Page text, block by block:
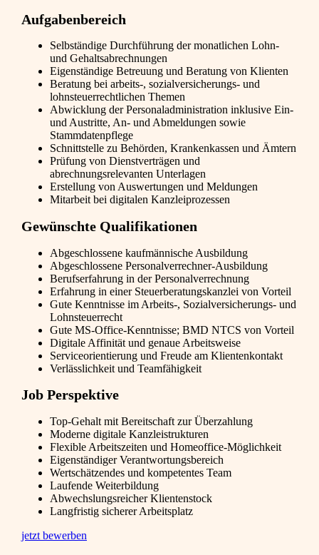
Aufgabenbereich
Selbständige Durchführung der monatlichen Lohn-
und Gehaltsabrechnungen
Eigenständige Betreuung und Beratung von Klienten
Beratung bei arbeits-, sozialversicherungs- und
lohnsteuerrechtlichen Themen
Abwicklung der Personaladministration inklusive Ein-
und Austritte, An- und Abmeldungen sowie
Stammdatenpflege
Schnittstelle zu Behörden, Krankenkassen und Ämtern
Prüfung von Dienstverträgen und
abrechnungsrelevanten Unterlagen
Erstellung von Auswertungen und Meldungen
Mitarbeit bei digitalen Kanzleiprozessen
Gewünschte Qualifikationen
Abgeschlossene kaufmännische Ausbildung
Abgeschlossene Personalverrechner-Ausbildung
Berufserfahrung in der Personalverrechnung
Erfahrung in einer Steuerberatungskanzlei von Vorteil
Gute Kenntnisse im Arbeits-, Sozialversicherungs- und
Lohnsteuerrecht
Gute MS-Office-Kenntnisse; BMD NTCS von Vorteil
Digitale Affinität und genaue Arbeitsweise
Serviceorientierung und Freude am Klientenkontakt
Verlässlichkeit und Teamfähigkeit
Job Perspektive
Top-Gehalt mit Bereitschaft zur Überzahlung
Moderne digitale Kanzleistrukturen
Flexible Arbeitszeiten und Homeoffice-Möglichkeit
Eigenständiger Verantwortungsbereich
Wertschätzendes und kompetentes Team
Laufende Weiterbildung
Abwechslungsreicher Klientenstock
Langfristig sicherer Arbeitsplatz
jetzt bewerben